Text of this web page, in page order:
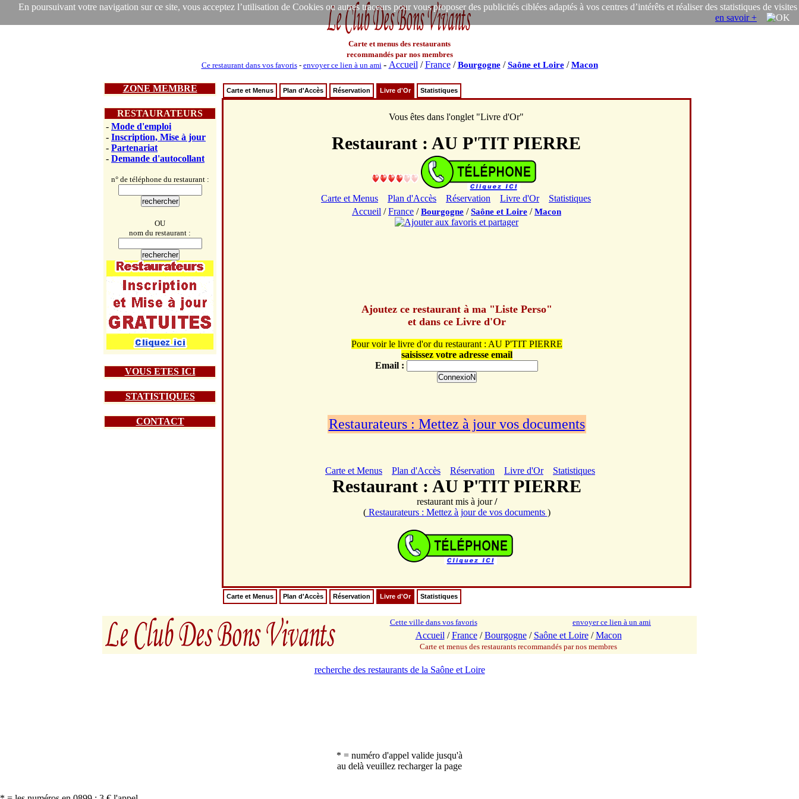
En poursuivant votre navigation sur ce site, vous acceptez l’utilisation de Cookies ou autres traceurs pour vous proposer des publicités ciblées adaptés à vos centres d’intérêts et réaliser des statistiques de visites
en savoir +
Carte et menus des restaurants
recommandés par nos membres
Ce restaurant dans vos favoris- envoyer ce lien à un ami - Accueil /France/Bourgogne/Saône et Loire/Macon
ZONE MEMBRE
RESTAURATEURS
- Mode d'emploi
- Inscription, Mise à jour
- Partenariat
- Demande d'autocollant
n° de téléphone du restaurant :
OU
nom du restaurant :
VOUS ETES ICI
STATISTIQUES
CONTACT
Carte et Menus Plan d'Accès Réservation Livre d'Or Statistiques
Vous êtes dans l'onglet "Livre d'Or"
Restaurant : AU P'TIT PIERRE
Carte et Menus Plan d'Accès Réservation Livre d'Or
Statistiques
Accueil /France /Bourgogne /Saône et Loire /Macon
Ajoutez ce restaurant à ma "Liste Perso"
et dans ce Livre d'Or
Pour voir le livre d'or du restaurant : AU P'TIT PIERRE
saisissez votre adresse email
Email :
Restaurateurs : Mettez à jour vos documents
Carte et Menus Plan d'Accès Réservation Livre d'Or Statistiques
Restaurant : AU P'TIT PIERRE
restaurant mis à jour/
(Restaurateurs : Mettez à jour de vos documents )
Carte et Menus Plan d'Accès Réservation Livre d'Or Statistiques
Cette ville dans vos favoris envoyer ce lien à un ami
Accueil /France/Bourgogne/ Saône et Loire/Macon
Carte et menus des restaurants recommandés par nos membres
recherche des restaurants de la Saône et Loire
* = numéro d'appel valide jusqu'à
au delà veuillez recharger la page